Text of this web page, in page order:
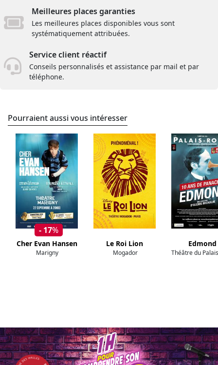
Meilleures places garanties
Les meilleures places disponibles vous sont
systématiquement attribuées.
Service client réactif
Conseils personnalisés et assistance par mail et par
téléphone.
Pourraient aussi vous intéresser
- 17%
Cher Evan Hansen
Marigny
Le Roi Lion
Mogador
Edmond
Théâtre du